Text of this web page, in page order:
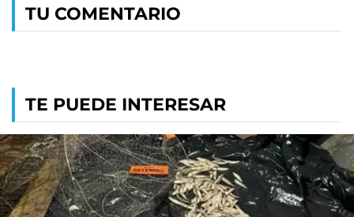
TU COMENTARIO
TE PUEDE INTERESAR